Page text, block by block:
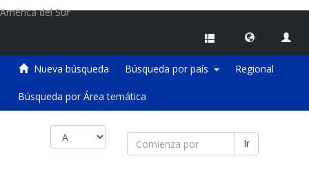
América del Sur
Nueva búsqueda Búsqueda por país Regional
Búsqueda por Área temática
Ir